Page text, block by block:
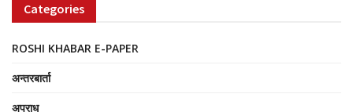
Categories
ROSHI KHABAR E-PAPER
अन्तरबार्ता
अपराध